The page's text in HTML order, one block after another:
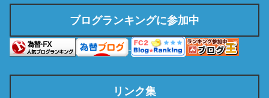
ブログランキングに参加中
リンク集